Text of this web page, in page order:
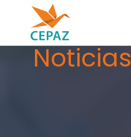
Noticias